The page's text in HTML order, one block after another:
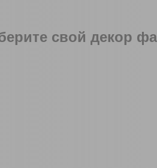
свой декор